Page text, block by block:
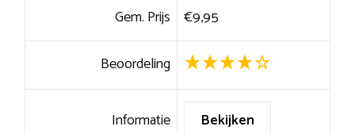
Gem. Prijs €9,95
Beoordeling
Informatie Bekijken